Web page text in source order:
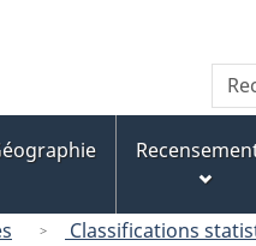
au
« À
de
ce
HTML
Classifications